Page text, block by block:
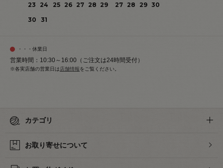
23
24 25 26 27 28 29
30
31
27 28 29 30
・・・休業日
営業時間：10:30～16:00（ご注文は24時間受付）
※各実店舗の営業日は 店舗情報をご覧ください。
カテゴリ
お取り寄せについて